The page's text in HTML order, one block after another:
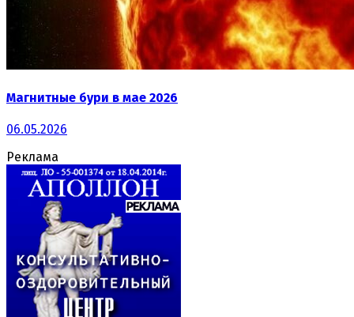
Магнитные бури в мае 2026
06.05.2026
Реклама